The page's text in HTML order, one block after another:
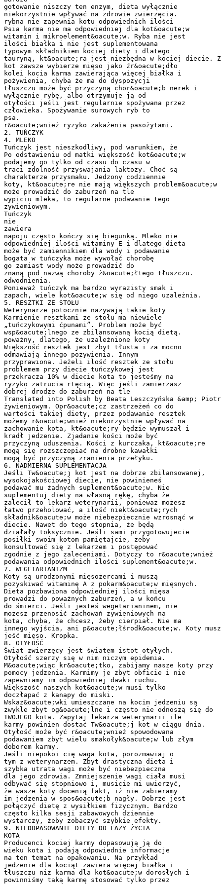
gotowanie niszczy ten enzym, dieta wyłącznie
niekorzystnie wpływać na zdrowie zwierzęcia.
rybna nie zapewnia kotu odpowiednich ilości
Psia karma nie ma odpowiedniej dla kot&oacute;w
witamin i mikroelement&oacute;w. Ryba nie jest
ilości białka i nie jest suplementowana
typowym składnikiem kociej diety i dlatego
tauryną, kt&oacute;ra jest niezbędna w kociej diecie. Z
kot zawsze wybierze mięso jako źr&oacute;dło
kolei kocia karma zawierająca więcej białka i
pożywienia, chyba że ma do dyspozycji
tłuszczu może być przyczyną chor&oacute;b nerek i
wyłącznie rybę, albo otrzymuje ją od
otyłości jeśli jest regularnie spożywana przez
człowieka. Spożywanie surowych ryb to
psa.
r&oacute;wnież ryzyko zakażenia pasożytami.
2. TUŃCZYK
4. MLEKO
Tuńczyk jest nieszkodliwy, pod warunkiem, że
Po odstawieniu od matki większość kot&oacute;w
podajemy go tylko od czasu do czasu w
traci zdolność przyswajania laktozy. Choć są
charakterze przysmaku. Jedzony codziennie
koty, kt&oacute;re nie mają większych problem&oacute;w
może prowadzić do zaburzeń na tle
wypiciu mleka, to regularne podawanie tego
żywieniowym.
Tuńczyk
nie
zawiera
napoju często kończy się biegunką. Mleko nie
odpowiedniej ilości witaminy E i dlatego dieta
może być zamiennikiem dla wody i podawanie
bogata w tuńczyka może wywołać chorobę
go zamiast wody może prowadzić do
znaną pod nazwą choroby ż&oacute;łtego tłuszczu.
odwodnienia.
Ponieważ tuńczyk ma bardzo wyrazisty smak i
zapach, wiele kot&oacute;w się od niego uzależnia.
5. RESZTKI ZE STOŁU
Weterynarze potocznie nazywają takie koty
Karmienie resztkami ze stołu ma niewiele
„tuńczykowymi ćpunami”. Problem może być
wsp&oacute;lnego ze zbilansowaną kocią dietą.
poważny, dlatego, że uzależnione koty
Większość resztek jest zbyt tłusta i za mocno
odmawiają innego pożywienia. Innym
przyprawiona. Jeżeli ilość resztek ze stołu
problemem przy diecie tuńczykowej jest
przekracza 10% w diecie kota to jesteśmy na
ryzyko zatrucia rtęcią. Więc jeśli zamierzasz
dobrej drodze do zaburzeń na tle
Translated into Polish by Beata Leszczyńska &amp;
żywieniowym. Opr&oacute;cz zastrzeżeń co do
wartości takiej diety, przez podawanie resztek
możemy r&oacute;wnież niekorzystnie wpływać na
zachowanie kota, kt&oacute;ry będzie wymuszał i
kradł jedzenie. Zjadanie kości może być
przyczyną uduszenia. Kości z kurczaka, kt&oacute;re
mogą się rozszczepiać na drobne kawałki
mogą być przyczyną zranienia przełyku.
6. NADMIERNA SUPLEMENTACJA
Jeśli Tw&oacute;j kot jest na dobrze zbilansowanej,
wysokojakościowej diecie, nie powinieneś
podawać mu żadnych suplement&oacute;w. Nie
suplementuj diety na własną rękę, chyba że
zalecił to lekarz weterynarii, ponieważ możesz
łatwo przeholować, a ilość niekt&oacute;rych
składnik&oacute;w może niebezpiecznie wzrosnąć w
diecie. Nawet do tego stopnia, że będą
działały toksycznie. Jeśli sami przygotowujecie
posiłki swoim kotom pamiętajcie, żeby
konsultować się z lekarzem i postępować
zgodnie z jego zaleceniami. Dotyczy to r&oacute;wnież
podawania odpowiednich ilości suplement&oacute;w.
7. WEGETARIANIZM
Koty są urodzonymi mięsożercami i muszą
pozyskiwać witaminę A z pokarm&oacute;w mięsnych.
Dieta pozbawiona odpowiedniej ilości mięsa
prowadzi do poważnych zaburzeń, a w końcu
do śmierci. Jeśli jesteś wegetarianinem, nie
możesz przenosić zachowań żywieniowych na
kota, chyba, że chcesz, żeby cierpiał. Nie ma
innego wyjścia, ani p&oacute;łśrodk&oacute;w. Koty
jeść mięso. Kropka.
8. OTYŁOŚĆ
Świat zwierzęcy jest światem istot otyłych.
Otyłość szerzy się w nim niczym epidemia.
M&oacute;wiąc kr&oacute;tko, zabijamy nasze koty przy
pomocy jedzenia. Karmimy je zbyt obficie i nie
zapewniamy im odpowiedniej dawki ruchu.
Większość naszych kot&oacute;w musi tylko
doczłapać z kanapy do miski.
Wskaz&oacute;wki umieszczane na kocim jedzeniu są
zwykle zbyt og&oacute;lne i często nie odnoszą się do
TWOJEGO kota. Zapytaj lekarza weterynarii ile
karmy powinien dostać Tw&oacute;j kot w ciągu dnia.
Otyłość może być r&oacute;wnież spowodowana
podawaniem zbyt wielu smakołyk&oacute;w lub złym
doborem karmy.
Jeśli niepokoi cię waga kota, porozmawiaj o
tym z weterynarzem. Zbyt drastyczna dieta i
szybka utrata wagi może być niebezpieczna
dla jego zdrowia. Zmniejszenie wagi ciała musi
odbywać się stopniowo i, musicie mi uwierzyć,
że wasze koty docenią fakt, iż nie zabieramy
im jedzenia w spos&oacute;b nagły. Dobrze jest
połączyć dietę z wysiłkiem fizycznym. Bardzo
często kilka sesji zabawowych dziennie
wystarczy, żeby zobaczyć szybkie efekty.
9. NIEDOPASOWANIE DIETY DO FAZY ŻYCIA
KOTA
Producenci kociej karmy dopasowują ją do
wieku kota i podają odpowiednie informacje
na ten temat na opakowaniu. Na przykład
jedzenie dla kociąt zawiera więcej białka i
tłuszczu niż karma dla kot&oacute;w dorosłych i
powinniśmy taką karmę stosować tylko przez